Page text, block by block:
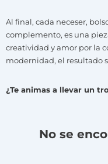
Al final, cada neceser,
complemento, es una
creatividad y amor por la
modernidad, el resultado
¿Te animas a llevar un
No se